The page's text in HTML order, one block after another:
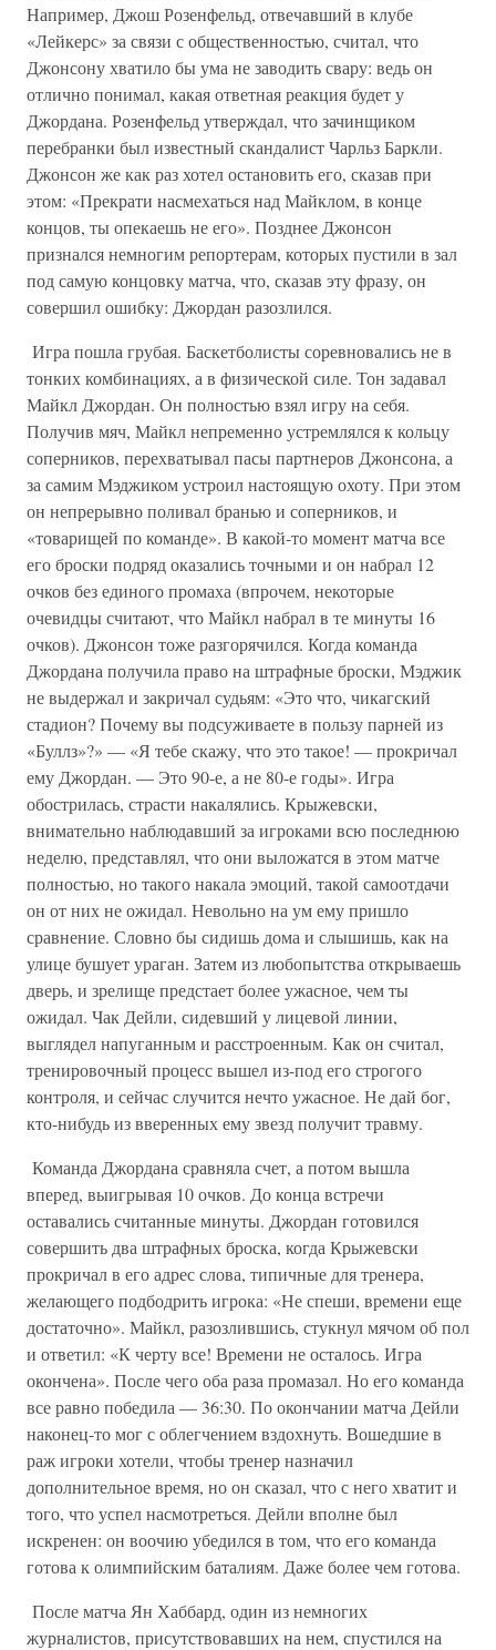
Например, Джош Розенфельд, отвечавший в клубе
«Лейкерс» за связи с общественностью, считал, что
Джонсону хватило бы ума не заводить свару: ведь он
отлично понимал, какая ответная реакция будет у
Джордана. Розенфельд утверждал, что зачинщиком
перебранки был известный скандалист Чарльз Баркли.
Джонсон же как раз хотел остановить его, сказав при
этом: «Прекрати насмехаться над Майклом, в конце
концов, ты опекаешь не его». Позднее Джонсон
признался немногим репортерам, которых пустили в зал
под самую концовку матча, что, сказав эту фразу, он
совершил ошибку: Джордан разозлился.
Игра пошла грубая. Баскетболисты соревновались не в
тонких комбинациях, а в физической силе. Тон задавал
Майкл Джордан. Он полностью взял игру на себя.
Получив мяч, Майкл непременно устремлялся к кольцу
соперников, перехватывал пасы партнеров Джонсона, а
за самим Мэджиком устроил настоящую охоту. При этом
он непрерывно поливал бранью и соперников, и
«товарищей по команде». В какой-то момент матча все
его броски подряд оказались точными и он набрал 12
очков без единого промаха (впрочем, некоторые
очевидцы считают, что Майкл набрал в те минуты 16
очков). Джонсон тоже разгорячился. Когда команда
Джордана получила право на штрафные броски, Мэджик
не выдержал и закричал судьям: «Это что, чикагский
стадион? Почему вы подсуживаете в пользу парней из
«Буллз»?» — «Я тебе скажу, что это такое! — прокричал
ему Джордан. — Это 90-е, а не 80-е годы». Игра
обострилась, страсти накалялись. Крыжевски,
внимательно наблюдавший за игроками всю последнюю
неделю, представлял, что они выложатся в этом матче
полностью, но такого накала эмоций, такой самоотдачи
он от них не ожидал. Невольно на ум ему пришло
сравнение. Словно бы сидишь дома и слышишь, как на
улице бушует ураган. Затем из любопытства открываешь
дверь, и зрелище предстает более ужасное, чем ты
ожидал. Чак Дейли, сидевший у лицевой линии,
выглядел напуганным и расстроенным. Как он считал,
тренировочный процесс вышел из-под его строгого
контроля, и сейчас случится нечто ужасное. Не дай бог,
кто-нибудь из вверенных ему звезд получит травму.
Команда Джордана сравняла счет, а потом вышла
вперед, выигрывая 10 очков. До конца встречи
оставались считанные минуты. Джордан готовился
совершить два штрафных броска, когда Крыжевски
прокричал в его адрес слова, типичные для тренера,
желающего подбодрить игрока: «Не спеши, времени еще
достаточно». Майкл, разозлившись, стукнул мячом об пол
и ответил: «К черту все! Времени не осталось. Игра
окончена». После чего оба раза промазал. Но его команда
все равно победила — 36:30. По окончании матча Дейли
наконец-то мог с облегчением вздохнуть. Вошедшие в
раж игроки хотели, чтобы тренер назначил
дополнительное время, но он сказал, что с него хватит и
того, что успел насмотреться. Дейли вполне был
искренен: он воочию убедился в том, что его команда
готова к олимпийским баталиям. Даже более чем готова.
После матча Ян Хаббард, один из немногих
журналистов, присутствовавших на нем, спустился на